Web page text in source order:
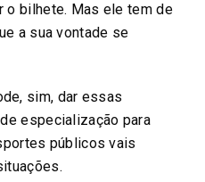
o bilhete. Mas ele tem de
a sua vontade se
sim, dar essas
especialização para
públicos vais